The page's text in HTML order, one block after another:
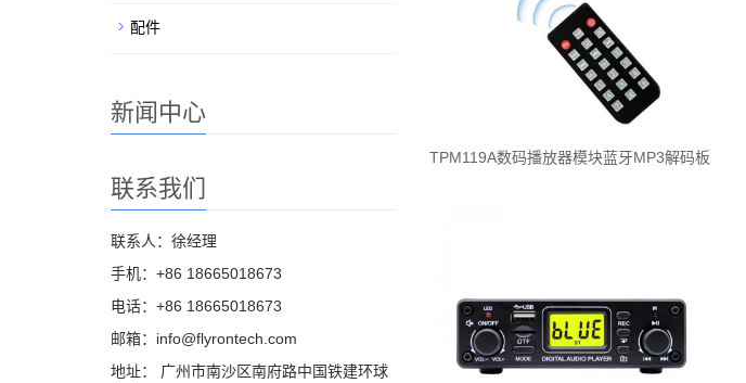
TPM119A数码播放器模块蓝牙MP3解码板
配件
新闻中心
联系我们
联系人：徐经理
手机：+86 18665018673
电话：+86 18665018673
邮箱：info@flyrontech.com
地址： 广州市南沙区南府路中国铁建环球